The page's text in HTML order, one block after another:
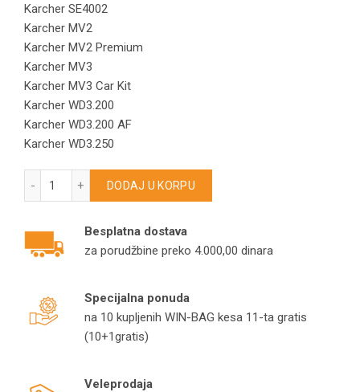
Karcher SE4002
Karcher MV2
Karcher MV2 Premium
Karcher MV3
Karcher MV3 Car Kit
Karcher WD3.200
Karcher WD3.200 AF
Karcher WD3.250
DODAJ U KORPU
Besplatna dostava
za porudžbine preko 4.000,00 dinara
Specijalna ponuda
na 10 kupljenih WIN-BAG kesa 11-ta gratis
(10+1gratis)
Veleprodaja